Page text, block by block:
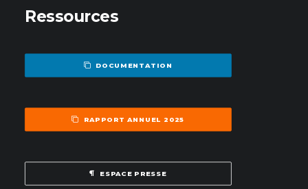
Ressources
DOCUMENTATION
RAPPORT ANNUEL 2025
ESPACE PRESSE